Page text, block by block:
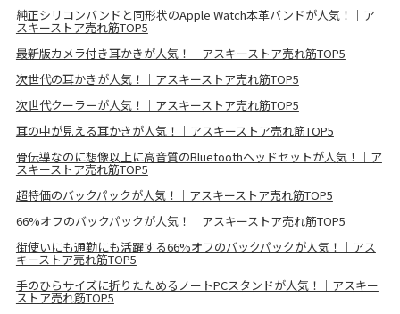
純正シリコンバンドと同形状のApple Watch本革バンドが人気！｜ア
スキーストア売れ筋TOP5
最新版カメラ付き耳かきが人気！｜アスキーストア売れ筋TOP5
次世代の耳かきが人気！｜アスキーストア売れ筋TOP5
次世代クーラーが人気！｜アスキーストア売れ筋TOP5
耳の中が見える耳かきが人気！｜アスキーストア売れ筋TOP5
骨伝導なのに想像以上に高音質のBluetoothヘッドセットが人気！｜ア
スキーストア売れ筋TOP5
超特価のバックパックが人気！｜アスキーストア売れ筋TOP5
66%オフのバックパックが人気！｜アスキーストア売れ筋TOP5
街使いにも通勤にも活躍する66%オフのバックパックが人気！｜アス
キーストア売れ筋TOP5
手のひらサイズに折りたためるノートPCスタンドが人気！｜アスキー
ストア売れ筋TOP5